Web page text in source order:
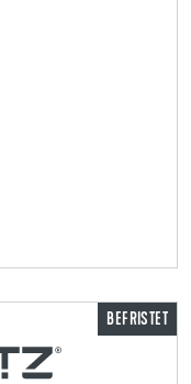
BEFRISTET